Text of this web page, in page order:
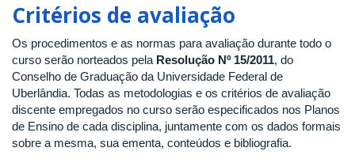
Critérios de avaliação
Os procedimentos e as normas para avaliação durante todo o
curso serão norteados pela Resolução Nº 15/2011, do
Conselho de Graduação da Universidade Federal de
Uberlândia. Todas as metodologias e os critérios de avaliação
discente empregados no curso serão especificados nos Planos
de Ensino de cada disciplina, juntamente com os dados formais
sobre a mesma, sua ementa, conteúdos e bibliografia.